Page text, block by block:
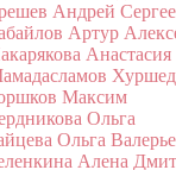
Андрей
Артур
Анастасия
Максим
Ольга
Ольга
Алена